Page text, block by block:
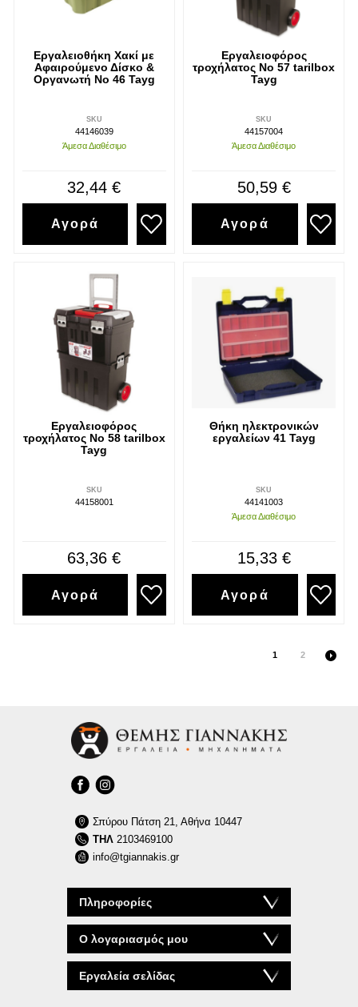
Εργαλειοθήκη Χακί με
Αφαιρούμενο Δίσκο &
Οργανωτή Νο 46 Tayg
SKU
44146039
Άμεσα Διαθέσιμο
32,44 €
Αγορά
Εργαλειοφόρος
τροχήλατος Νο 57 tarilbox
Tayg
SKU
44157004
Άμεσα Διαθέσιμο
50,59 €
Αγορά
Εργαλειοφόρος
τροχήλατος Νο 58 tarilbox
Tayg
SKU
44158001
63,36 €
Αγορά
Θήκη ηλεκτρονικών
εργαλείων 41 Tayg
SKU
44141003
Άμεσα Διαθέσιμο
15,33 €
Αγορά
1 2
Πληροφορίες
Ο λογαριασμός μου
Εργαλεία σελίδας
Σπύρου Πάτση 21, Αθήνα 10447
ΤΗΛ2103469100
info@tgiannakis.gr